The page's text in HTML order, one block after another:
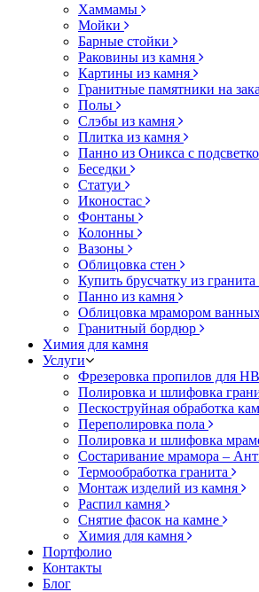
Хаммамы
Мойки
Барные стойки
Раковины из камня
Картины из камня
Гранитные памятники на
Полы
Слэбы из камня
Плитка из камня
Панно из Оникса с
Беседки
Статуи
Иконостас
Фонтаны
Колонны
Вазоны
Облицовка стен
Купить брусчатку из гранита
Панно из камня
Облицовка мрамором
Гранитный бордюр
Химия для камня
Услуги
Фрезеровка пропилов для
Полировка и шлифовка
Пескоструйная обработка
Переполировка пола
Полировка и шлифовка
Состаривание мрамора –
Термообработка гранита
Монтаж изделий из камня
Распил камня
Снятие фасок на камне
Химия для камня
Портфолио
Контакты
Блог